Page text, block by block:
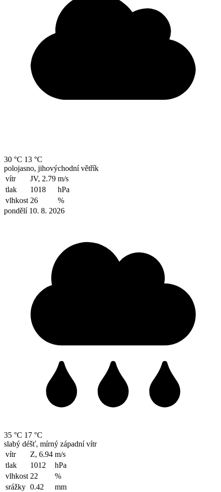
30 °C 13 °C
polojasno, jihovýchodní větřík
vítr
JV, 2.79 m/s
tlak
1018
hPa
vlhkost 26
%
pondělí 10. 8. 2026
35 °C 17 °C
slabý déšť, mírný západní vítr
vítr
Z, 6.94 m/s
tlak
1012
hPa
vlhkost 22
%
srážky 0.42 mm